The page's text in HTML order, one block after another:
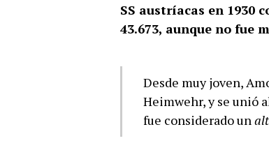
SS austríacas en 1930
43.673, aunque no fue
Desde muy joven,
Heimwehr, y se unió
fue considerado un